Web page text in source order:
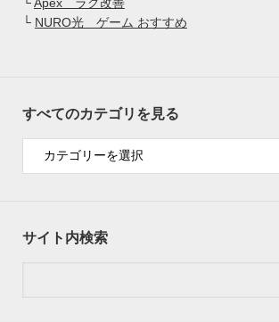
└Apex ラグ改善
└ NURO光 ゲーム おすすめ
すべてのカテゴリを見る
サイト内検索